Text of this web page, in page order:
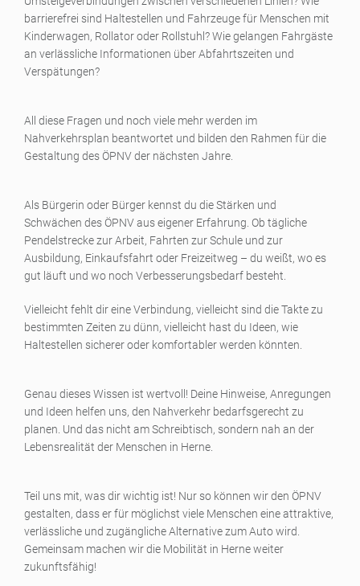
barrierefrei sind Haltestellen und Fahrzeuge für Menschen mit
Kinderwagen, Rollator oder Rollstuhl? Wie gelangen Fahrgäste
an verlässliche Informationen über Abfahrtszeiten und
Verspätungen?
All diese Fragen und noch viele mehr werden im
Nahverkehrsplan beantwortet und bilden den Rahmen für die
Gestaltung des ÖPNV der nächsten Jahre.
Als Bürgerin oder Bürger kennst du die Stärken und
Schwächen des ÖPNV aus eigener Erfahrung. Ob tägliche
Pendelstrecke zur Arbeit, Fahrten zur Schule und zur
Ausbildung, Einkaufsfahrt oder Freizeitweg – du weißt, wo es
gut läuft und wo noch Verbesserungsbedarf besteht.
Vielleicht fehlt dir eine Verbindung, vielleicht sind die Takte zu
bestimmten Zeiten zu dünn, vielleicht hast du Ideen, wie
Haltestellen sicherer oder komfortabler werden könnten.
Genau dieses Wissen ist wertvoll! Deine Hinweise, Anregungen
und Ideen helfen uns, den Nahverkehr bedarfsgerecht zu
planen. Und das nicht am Schreibtisch, sondern nah an der
Lebensrealität der Menschen in Herne.
Teil uns mit, was dir wichtig ist! Nur so können wir den ÖPNV
gestalten, dass er für möglichst viele Menschen eine attraktive,
verlässliche und zugängliche Alternative zum Auto wird.
Gemeinsam machen wir die Mobilität in Herne weiter
zukunftsfähig!